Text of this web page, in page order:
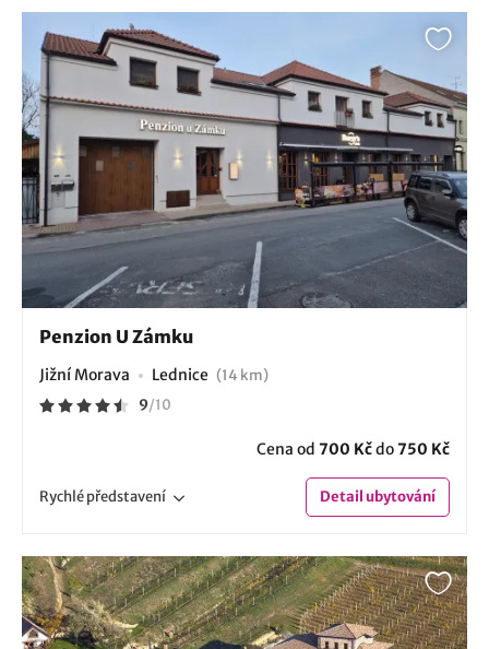
Penzion U Zámku
Jižní Morava Lednice (14 km)
9/10
Cena od 700 Kčdo750 Kč
Rychlépředstavení Detailubytování